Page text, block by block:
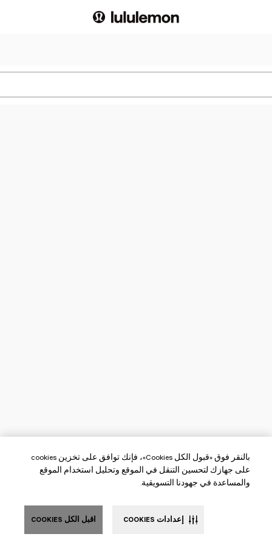
بالنقر فوق «قبول الكل Cookies»، فإنك توافق على تخزين cookies
على جهازك لتحسين التنقل في الموقع وتحليل استخدام الموقع
والمساعدة في جهودنا التسويقية.
اقبل الكل COOKIES إعدادات COOKIES